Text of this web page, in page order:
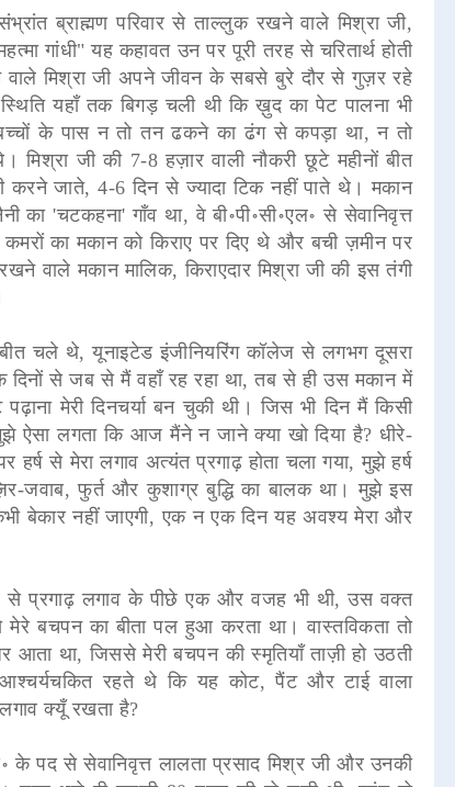
ब्राह्मण परिवार से ताल्लुक रखने वाले मिश्रा जी,
गांधी" यह कहावत उन पर पूरी तरह से चरितार्थ होती
मिश्रा जी अपने जीवन के सबसे बुरे दौर से गुज़र रहे
यहाँ तक बिगड़ चली थी कि ख़ुद का पेट पालना भी
के पास न तो तन ढकने का ढंग से कपड़ा था, न तो
जी की 7-8 हज़ार वाली नौकरी छूटे महीनों बीत
जाते, 4-6 दिन से ज्यादा टिक नहीं पाते थे। मकान
का 'चटकहना' गाँव था, वे बी॰पी॰सी॰एल॰ से सेवानिवृत्त
का मकान को किराए पर दिए थे और बची ज़मीन पर
वाले मकान मालिक, किराएदार मिश्रा जी की इस तंगी
चले थे, यूनाइटेड इंजीनियरिंग कॉलेज से लगभग दूसरा
दिनों से जब से मैं वहाँ रह रहा था, तब से ही उस मकान में
मेरी दिनचर्या बन चुकी थी। जिस भी दिन मैं किसी
ऐसा लगता कि आज मैंने न जाने क्या खो दिया है? धीरे-
से मेरा लगाव अत्यंत प्रगाढ़ होता चला गया, मुझे हर्ष
जवाब, फुर्त और कुशाग्र बुद्धि का बालक था। मुझे इस
बेकार नहीं जाएगी, एक न एक दिन यह अवश्य मेरा और
से प्रगाढ़ लगाव के पीछे एक और वजह भी थी, उस वक्त
मेरे बचपन का बीता पल हुआ करता था। वास्तविकता तो
था, जिससे मेरी बचपन की स्मृतियाँ ताज़ी हो उठती
रहते थे कि यह कोट, पैंट और टाई वाला
क्यूँ रखता है?
पद से सेवानिवृत्त लालता प्रसाद मिश्र जी और उनकी